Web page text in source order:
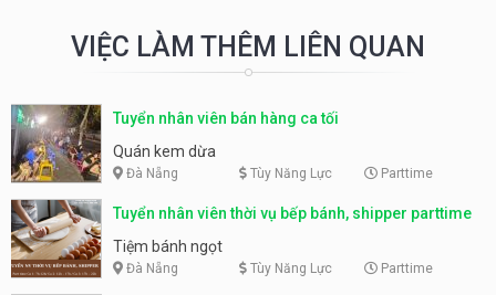
VIỆC LÀM THÊM LIÊN QUAN
Tuyển nhân viên bán hàng ca tối
Quán kem dừa
Đà Nẵng Tùy Năng Lực Parttime
Tuyển nhân viên thời vụ bếp bánh, shipper parttime
Tiệm bánh ngọt
Đà Nẵng Tùy Năng Lực Parttime